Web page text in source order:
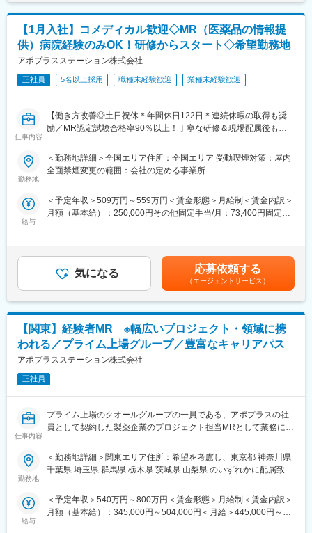
プロジェクト配属後もマネージャーが丁寧に支援します。日々の
仕事の悩みやキャリア相談だけでなく、業務に不安がある際など
もしっかりとケアします。業界でも特に支援が手厚いと評判で
す。
ビュー等が閲覧可能です◇
Gm8rqdqY
■シミック・イニジオの強み
（1）豊富なプロジェクト数
当社は、国内CRO事業のパイオニアであり、リーディングカンパ
ニーであるシミックグループと、欧米を中心に多様なCSOサービ
スをグローバルに展開する、Inizio Engageを親会社に持つジョイ
ントベンチャーです。
規模なものから、日本市場に新規参入する企業のプロジェクトな
ど、規模やミッションも様々です。
（2）様々なバックグラウンドを持った社員が活躍
当社は、業界2位のMR数（750名）を有しており、ほぼ全員が中
（3）業界トップクラスの手厚い福利厚生
ています。
・1日あたり1,500円の外勤手当を支給
・家賃の60％を会社負担する借上社宅制度（持家からの通勤者等
一部を除く）
・転勤が必要な場合、転居費用は会社負担（単身赴任手当や帰省
旅費補助あり）
（4）豊富なキャリアパス
在籍期間や雇用形態に問わず、業績評価と上長からの推薦があれ
シミックグループ内の社内公募制度を使って、治験支援などに携
わることも可能です。
【1月入社】コメディカル歓迎◇MR（医薬品の情報提
供）病院経験のみOK！研修からスタート◇希望勤務地
アポプラスステーション株式会社
正社員 5名以上採用 職種未経験歓迎 業種未経験歓迎
仕事内容
【働き方改善◎土日祝休＊年間休日122日＊連続休暇の取得も奨
励／MR認定試験合格率90％以上！丁寧な研修＆現場配属後も伴
★医療従事者の経験が活かせる！次の新しいキャリアを築く！
＜医療従事者の方におススメの理由＞
・身につけた医療知識や、臨床経験が活かせます！
現場配属後も、担当サポーターが伴走します。1人にしません！
・東証プライム上場Gの安定基盤×内資系企業◎安定して働ける環
境です！
■職務内容：
MR（医薬情報担当者）として、医師や医薬品卸へ訪問、医薬品に
関する情報提供を行います。
＜MRとは＞
いのか」などの情報が付加されて、初めて効果的に使うことがで
きます。医師への適切な医薬品情報の提供を通じて、患者さんの
■安心の研修体制：
・導入教育終了後は、Web講義、e-Learning、集合研修を組み合
わせて行う、MR認定試験に100％を担保する対策講座がありま
勤務地
＜勤務地詳細＞全国エリア住所：全国エリア 受動喫煙対策：屋内
全面禁煙変更の範囲：会社の定める事業所
給与
＜予定年収＞509万円～559万円＜賃金形態＞月給制＜賃金内訳＞
月額（基本給）：250,000円その他固定手当/月：73,400円固定残
どを考慮し、規定により決定します。※年収の他に別途日当（月額
3～4万円）・諸手当有昇給：年1回★頑張りに応じて年収UP★赴
任先の評価次第で大幅に年収をUPできます。（年2回業績給改
定）賃金はあくまでも目安の金額であり、選考を通じて上下する
可能性があります。月給(月額)は固定手当を含めた表記です。
気になる 応募依頼する
（エージェントサービス）
【関東】経験者MR ※幅広いプロジェクト・領域に携
われる／プライム上場グループ／豊富なキャリアパス
アポプラスステーション株式会社
正社員
仕事内容
プライム上場のクオールグループの一員である、アポプラスの社
員として契約した製薬企業のプロジェクト担当MRとして業務に従
メーカーなどプロジェクトは多岐に渡りますので、今までの経験
を活かせる環境が整っています。
■営業スタイル：担当エリアの医療機関（開業医、病院）を訪問し
用情報を収集を行っていただきます。
・新薬のプロモーション
勤務地
＜勤務地詳細＞関東エリア住所：希望を考慮し、東京都 神奈川県
千葉県 埼玉県 群馬県 栃木県 茨城県 山梨県 のいずれかに配属致し
業所（リモートワーク含む）
給与
＜予定年収＞540万円～800万円＜賃金形態＞月給制＜賃金内訳＞
月額（基本給）：345,000円～504,000円＜月給＞445,000円～